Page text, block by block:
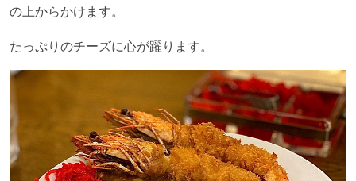
の上からかけます。
たっぷりのチーズに心が躍ります。